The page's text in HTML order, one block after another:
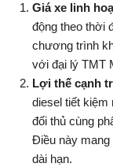
Giá xe linh
động theo thời
chương trình
với đại lý TMT
Lợi thế cạnh
diesel tiết kiệm
đối thủ cùng
Điều này mang
dài hạn.